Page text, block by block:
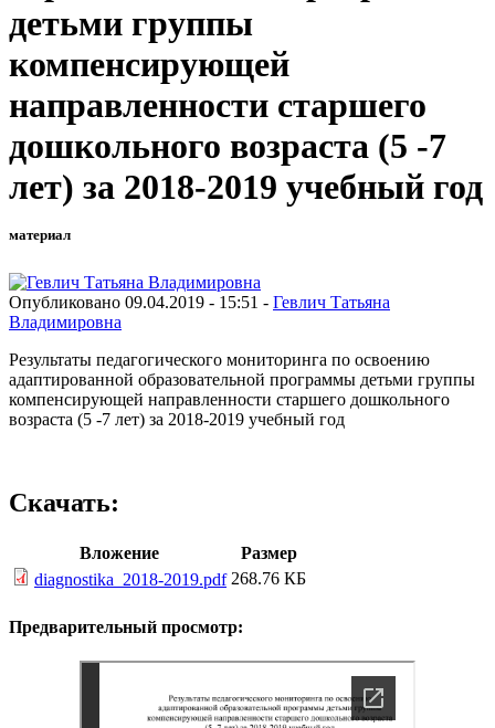
детьми группы
компенсирующей
направленности старшего
дошкольного возраста (5 -7
лет) за 2018-2019 учебный год
материал
Опубликовано 09.04.2019 - 15:51 - Гевлич Татьяна
Владимировна
Результаты педагогического мониторинга по освоению
адаптированной образовательной программы детьми группы
компенсирующей направленности старшего дошкольного
возраста (5 -7 лет) за 2018-2019 учебный год
Скачать:
Вложение
Размер
diagnostika_2018-2019.pdf 268.76 КБ
Предварительный просмотр: